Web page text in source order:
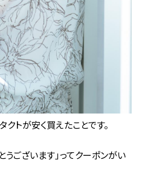
トが安く買えたことです。
ございます」ってクーポンがい